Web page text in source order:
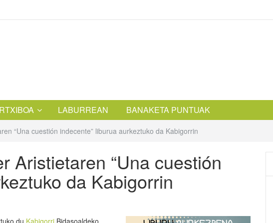
LABURREAN BANAKETA PUNTUAK
“Una cuestión indecente” liburua aurkeztuko da Kabigorrin
Aristietaren “Una cuestión
da Kabigorrin
du Kabigorri Bidasoaldeko